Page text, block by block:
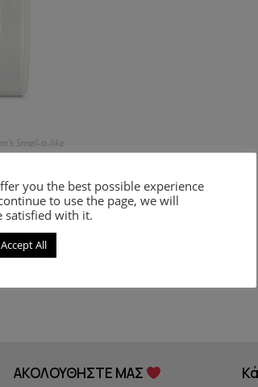
Smell-a-like
€
ΑΚΟΛΟΥΘΗΣΤΕ ΜΑΣ
you the best possible experience
to use the page, we will
satisfied with it.
Accept All